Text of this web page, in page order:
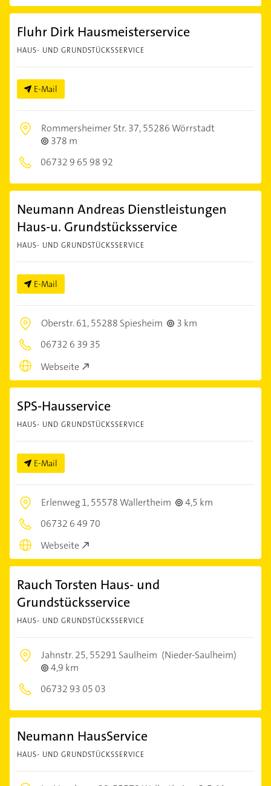
Fluhr Dirk Hausmeisterservice
HAUS- UND GRUNDSTÜCKSSERVICE
E-Mail
Rommersheimer Str. 37,55286 Wörrstadt
378 m
06732 9 65 98 92
Neumann Andreas Dienstleistungen
Haus-u. Grundstücksservice
HAUS- UND GRUNDSTÜCKSSERVICE
E-Mail
Oberstr. 61,55288 Spiesheim
3 km
06732 6 39 35
Webseite
SPS-Hausservice
HAUS- UND GRUNDSTÜCKSSERVICE
E-Mail
Erlenweg 1,55578 Wallertheim
4,5 km
06732 6 49 70
Webseite
Rauch Torsten Haus- und
Grundstücksservice
HAUS- UND GRUNDSTÜCKSSERVICE
Jahnstr. 25,55291 Saulheim (Nieder-Saulheim)
4,9 km
06732 93 05 03
Neumann HausService
HAUS- UND GRUNDSTÜCKSSERVICE